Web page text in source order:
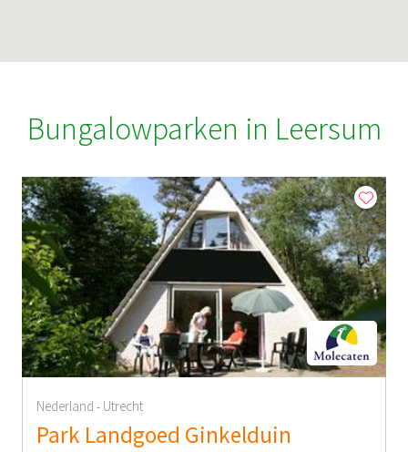
Bungalowparken in Leersum
Nederland - Utrecht
Park Landgoed Ginkelduin